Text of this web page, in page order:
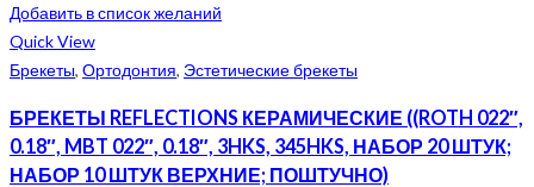
Добавить в список желаний
Quick View
Брекеты, Ортодонтия, Эстетические брекеты
БРЕКЕТЫ REFLECTIONS КЕРАМИЧЕСКИЕ ((ROTH 022″,
0.18″, MBT 022″, 0.18″, 3HKS, 345HKS, НАБОР 20 ШТУК;
НАБОР 10 ШТУК ВЕРХНИЕ; ПОШТУЧНО)